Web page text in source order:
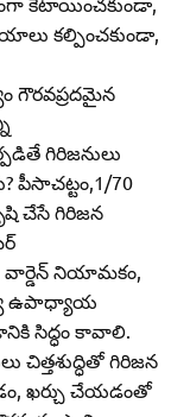
కల్పించకుండా,
గౌరవప్రదమైన
గిరిజనులు
పీసాచట్టం,1/70
చేసే గిరిజన
వార్డెన్‌ నియామకం,
ఉపాధ్యాయ
సిద్ధం కావాలి.
చిత్తశుద్ధితో గిరిజన
ఖర్చు చేయడంతో